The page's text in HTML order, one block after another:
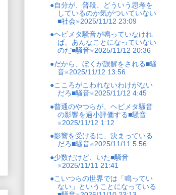
●自分が、普段、どういう思考を
しているのか気がついていない
■社会※2025/11/12 23:09
●ヘビメタ騒音が鳴っていなけれ
ば、あんなことになっていない
のだ■騒音※2025/11/12 20:36
●だから、ぼくが誤解をされる■騒
音※2025/11/12 13:56
●こころがこわれないわけがない
だろ■騒音※2025/11/12 4:45
●普通のやつらが、ヘビメタ騒音
の影響を過小評価する■騒音
※2025/11/12 1:12
●影響を受けるに、決まっている
だろ■騒音※2025/11/11 5:56
●少数だけど、いた■騒音
※2025/11/11 21:41
●こいつらの世界では「鳴ってい
ない」ということになっている